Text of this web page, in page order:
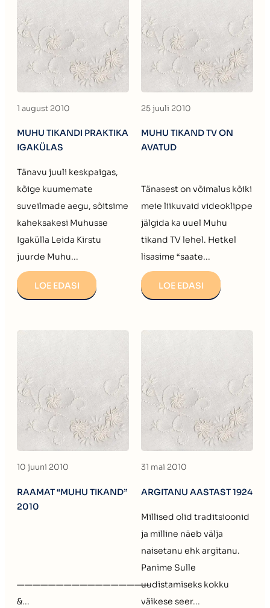
1 august 2010
MUHU TIKANDI PRAKTIKA
IGAKÜLAS
Tänavu juuli keskpaigas,
kõige kuumemate
suveilmade aegu, sõitsime
kaheksakesi Muhusse
Igakülla Leida Kirstu
juurde Muhu...
LOE EDASI
25 juuli 2010
MUHU TIKAND TV ON
AVATUD
Tänasest on võimalus kõiki
meie liikuvaid videoklippe
jälgida ka uuel Muhu
tikand TV lehel. Hetkel
lisasime “saate...
LOE EDASI
10 juuni 2010
RAAMAT “MUHU TIKAND”
2010
—————————————————
&...
31 mai 2010
ARGITANU AASTAST 1924
Millised olid traditsioonid
ja milline näeb välja
naisetanu ehk argitanu.
Panime Sulle
uudistamiseks kokku
väikese seer...